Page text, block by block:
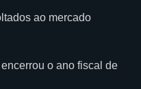
ao mercado
o ano fiscal de